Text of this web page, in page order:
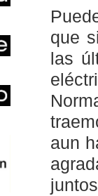
que
las
aun